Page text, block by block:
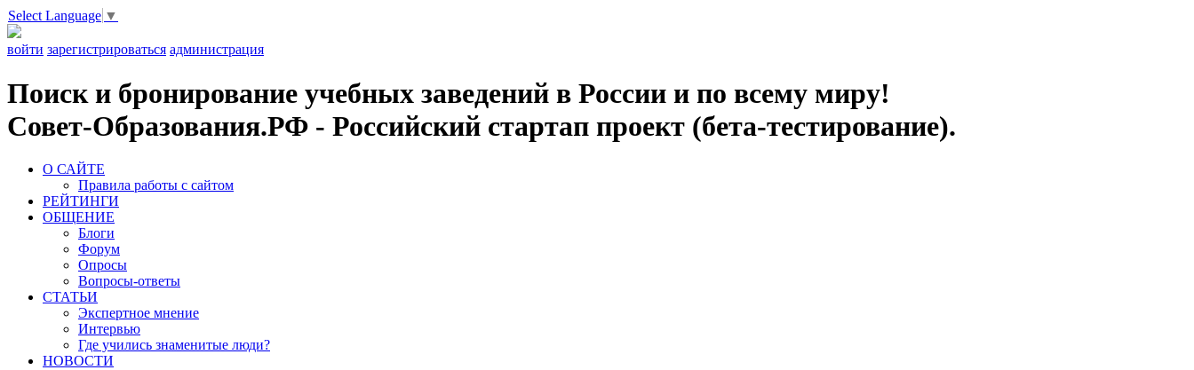
Select Language ▼
войти зарегистрироваться администрация
Поиск и бронирование учебных заведений в России и по всему миру!
Совет-Образования.РФ - Российский стартап проект (бета-тестирование).
О САЙТЕ
Правила работы с сайтом
РЕЙТИНГИ
ОБЩЕНИЕ
Блоги
Форум
Опросы
Вопросы-ответы
СТАТЬИ
Экспертное мнение
Интервью
Где учились знаменитые люди?
НОВОСТИ